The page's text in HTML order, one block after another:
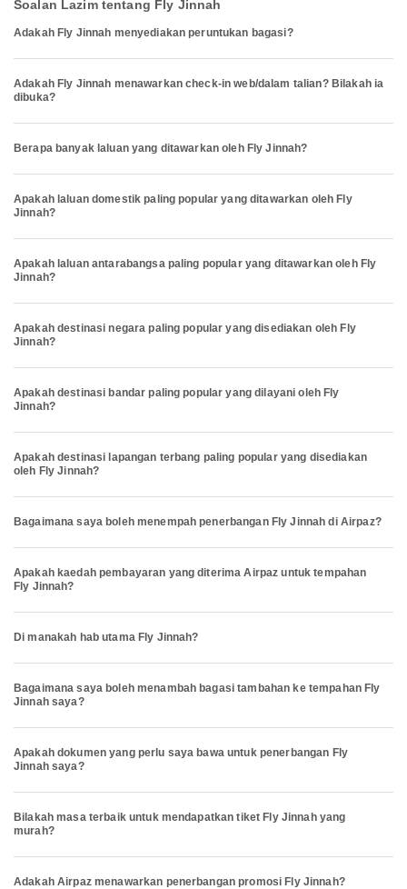
Soalan Lazim tentang Fly Jinnah
Adakah Fly Jinnah menyediakan peruntukan bagasi?
Adakah Fly Jinnah menawarkan check-in web/dalam talian? Bilakah ia
dibuka?
Berapa banyak laluan yang ditawarkan oleh Fly Jinnah?
Apakah laluan domestik paling popular yang ditawarkan oleh Fly
Jinnah?
Apakah laluan antarabangsa paling popular yang ditawarkan oleh Fly
Jinnah?
Apakah destinasi negara paling popular yang disediakan oleh Fly
Jinnah?
Apakah destinasi bandar paling popular yang dilayani oleh Fly
Jinnah?
Apakah destinasi lapangan terbang paling popular yang disediakan
oleh Fly Jinnah?
Bagaimana saya boleh menempah penerbangan Fly Jinnah di Airpaz?
Apakah kaedah pembayaran yang diterima Airpaz untuk tempahan
Fly Jinnah?
Di manakah hab utama Fly Jinnah?
Bagaimana saya boleh menambah bagasi tambahan ke tempahan Fly
Jinnah saya?
Apakah dokumen yang perlu saya bawa untuk penerbangan Fly
Jinnah saya?
Bilakah masa terbaik untuk mendapatkan tiket Fly Jinnah yang
murah?
Adakah Airpaz menawarkan penerbangan promosi Fly Jinnah?